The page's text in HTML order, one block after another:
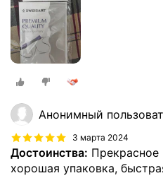
Анонимный
3 марта 2024
Достоинства: Прекрасное
хорошая упаковка,